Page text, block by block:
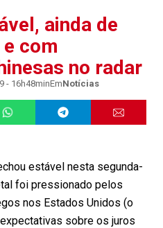
ainda de
com
no radar
- 16h48minEmNotícias
estável nesta segunda-
foi pressionado pelos
nos Estados Unidos (o
sobre os juros